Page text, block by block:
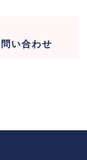
い合わせ